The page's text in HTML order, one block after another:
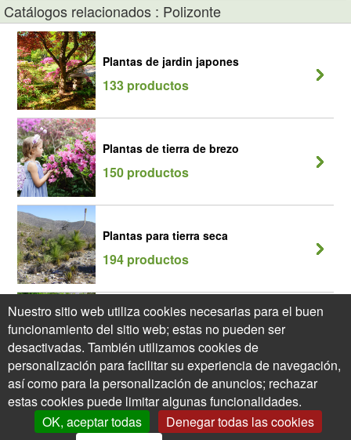
Catálogos relacionados : Polizonte
Plantas de jardin japones
133 productos
Plantas de tierra de brezo
150 productos
Plantas para tierra seca
194 productos
Plantas por jardines de sombra
187 productos
Nuestro sitio web utiliza cookies necesarias para el buen
funcionamiento del sitio web; estas no pueden ser
desactivadas. También utilizamos cookies de
personalización para facilitar su experiencia de navegación,
así como para la personalización de anuncios; rechazar
estas cookies puede limitar algunas funcionalidades.
OK, aceptar todas
Denegar todas las cookies